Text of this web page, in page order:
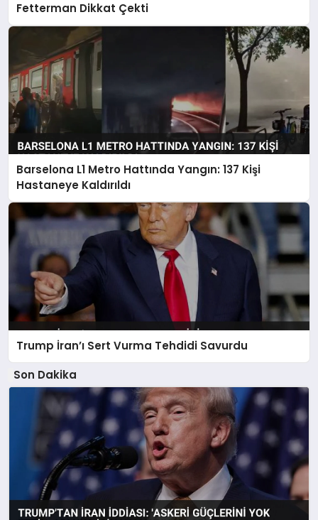
Fetterman Dikkat Çekti
Barselona L1 Metro Hattında Yangın: 137 Kişi
Hastaneye Kaldırıldı
Trump İran’ı Sert Vurma Tehdidi Savurdu
Son Dakika